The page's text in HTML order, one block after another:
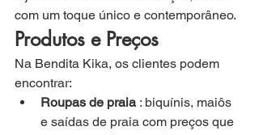
com um toque único e contemporâneo.
Produtos e Preços
Na Bendita Kika, os clientes podem
encontrar:
Roupas de praia : biquínis, maiôs
e saídas de praia com preços que